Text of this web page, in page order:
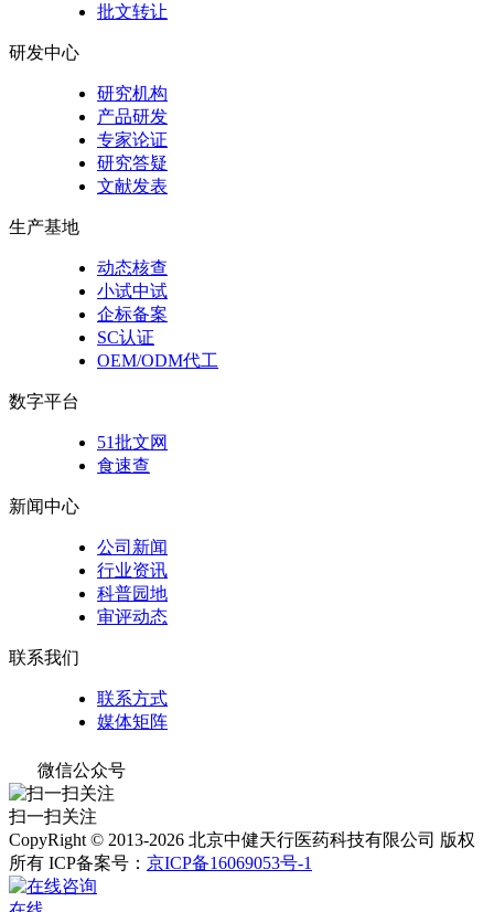
批文转让
研发中心
研究机构
产品研发
专家论证
研究答疑
文献发表
生产基地
动态核查
小试中试
企标备案
SC认证
OEM/ODM代工
数字平台
51批文网
食速查
新闻中心
公司新闻
行业资讯
科普园地
审评动态
联系我们
联系方式
媒体矩阵
微信公众号
扫一扫关注
CopyRight © 2013-2026 北京中健天行医药科技有限公司 版权
所有 ICP备案号： 京ICP备16069053号-1